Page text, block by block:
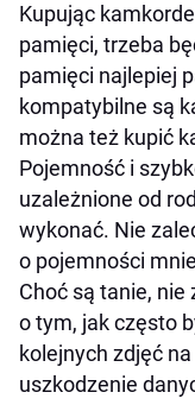
Kupując
pamięci, trzeba
pamięci najlepiej
kompatybilne są
można też kupić
Pojemność i
uzależnione od
wykonać. Nie
o pojemności
Choć są tanie,
o tym, jak często
kolejnych zdjęć
uszkodzenie